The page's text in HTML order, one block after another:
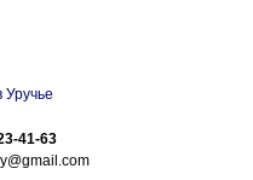
Уручье
41-63